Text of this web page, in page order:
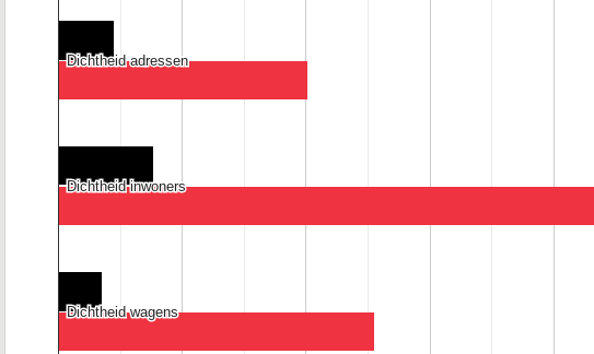
Dichtheid adressen
Dichtheid adressen
Dichtheid inwoners
Dichtheid inwoners
Dichtheid wagens
Dichtheid wagens